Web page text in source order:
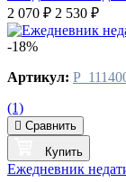
2 070 ₽ 2 530 ₽
-18%
Артикул:
(1)
Сравнить
Купить
Ежедневник